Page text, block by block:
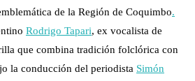
de la Región de Coquimbo.
Rodrigo Tapari, ex vocalista de
que combina tradición folclórica con
la conducción del periodista Simón